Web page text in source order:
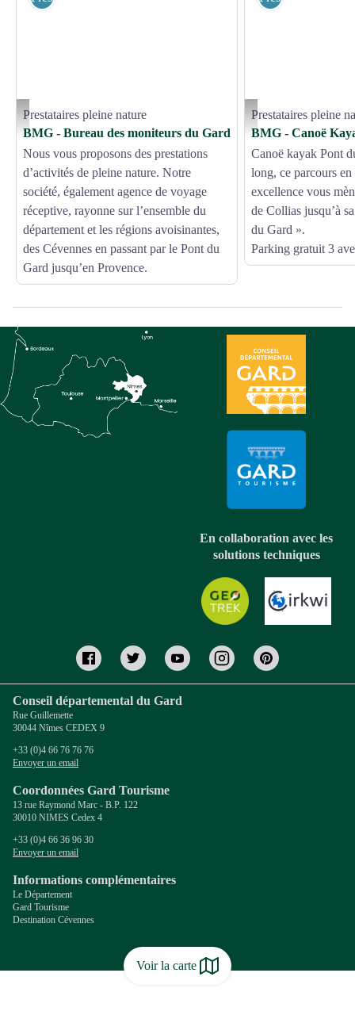
Voir la carte
BMG canoe - BMG canoe
Prestataires pleine nature
BMG - Bureau des moniteurs du Gard
Nous vous proposons des prestations
d’activités de pleine nature. Notre
société, également agence de voyage
réceptive, rayonne sur l’ensemble du
département et les régions avoisinantes,
des Cévennes en passant par le Pont du
Gard jusqu’en Provence.
Canoe Pont - photo
Prestataires pleine
BMG - Canoë
Canoë kayak Pont
long, ce parcours
excellence vous
de Collias jusqu’à
du Gard ».
Parking gratuit 3
En collaboration avec les
solutions techniques
Conseil départemental du Gard
Rue Guillemette
30044 Nîmes CEDEX 9
+33 (0)4 66 76 76 76
Envoyer un email
Coordonnées Gard Tourisme
13 rue Raymond Marc - B.P. 122
30010 NIMES Cedex 4
+33 (0)4 66 36 96 30
Envoyer un email
Informations complémentaires
Le Département
Gard Tourisme
Destination Cévennes